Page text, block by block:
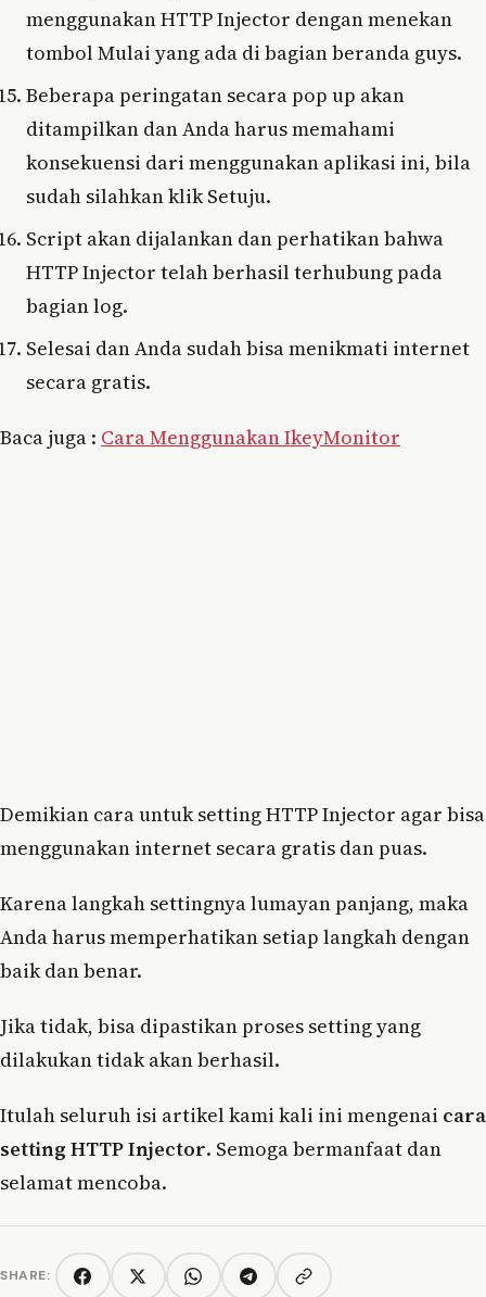
menggunakan HTTP Injector dengan menekan
tombol Mulai yang ada di bagian beranda guys.
Beberapa peringatan secara pop up akan
ditampilkan dan Anda harus memahami
konsekuensi dari menggunakan aplikasi ini, bila
sudah silahkan klik Setuju.
Script akan dijalankan dan perhatikan bahwa
HTTP Injector telah berhasil terhubung pada
bagian log.
Selesai dan Anda sudah bisa menikmati internet
secara gratis.
Baca juga : Cara Menggunakan IkeyMonitor
Demikian cara untuk setting HTTP Injector agar bisa
menggunakan internet secara gratis dan puas.
Karena langkah settingnya lumayan panjang, maka
Anda harus memperhatikan setiap langkah dengan
baik dan benar.
Jika tidak, bisa dipastikan proses setting yang
dilakukan tidak akan berhasil.
Itulah seluruh isi artikel kami kali ini mengenai cara
setting HTTP Injector. Semoga bermanfaat dan
selamat mencoba.
SHARE: FacebookTwitter/XWhatsAppTelegramCopy link